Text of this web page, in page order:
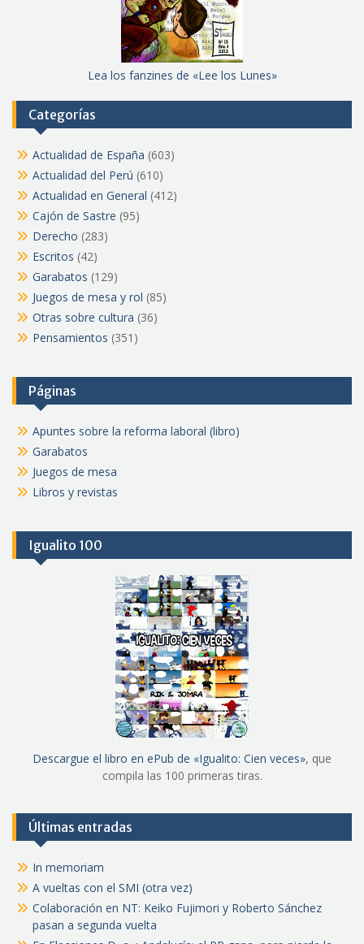
Lea los fanzines de «Lee los Lunes»
Categorías
Actualidad de España (603)
Actualidad del Perú (610)
Actualidad en General (412)
Cajón de Sastre (95)
Derecho (283)
Escritos (42)
Garabatos (129)
Juegos de mesa y rol (85)
Otras sobre cultura (36)
Pensamientos (351)
Páginas
Apuntes sobre la reforma laboral (libro)
Garabatos
Juegos de mesa
Libros y revistas
Igualito 100
Descargue el libro en ePub de «Igualito: Cien veces», que
compila las 100 primeras tiras.
Últimas entradas
In memoriam
A vueltas con el SMI (otra vez)
Colaboración en NT: Keiko Fujimori y Roberto Sánchez
pasan a segunda vuelta